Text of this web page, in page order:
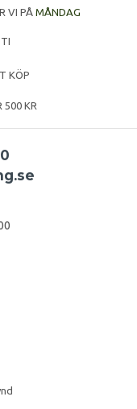
VI PÅ MÅNDAG
KÖP
500 KR